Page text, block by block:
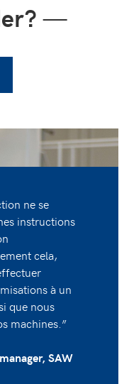
—
ne se
instructions
cela,
à un
que nous
machines.”
SAW